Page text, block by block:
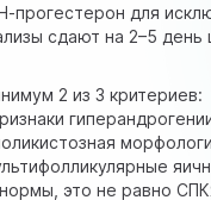
для
сдают на 2–5 день
2 из 3 критериев:
это не равно